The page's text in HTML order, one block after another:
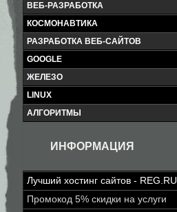
ВЕБ-РАЗРАБОТКА
КОСМОНАВТИКА
РАЗРАБОТКА ВЕБ-САЙТОВ
GOOGLE
ЖЕЛЕЗО
LINUX
АЛГОРИТМЫ
ИНФОРМАЦИЯ
Лучший хостинг сайтов - REG.RU
Промокод 5% скидки на услуги